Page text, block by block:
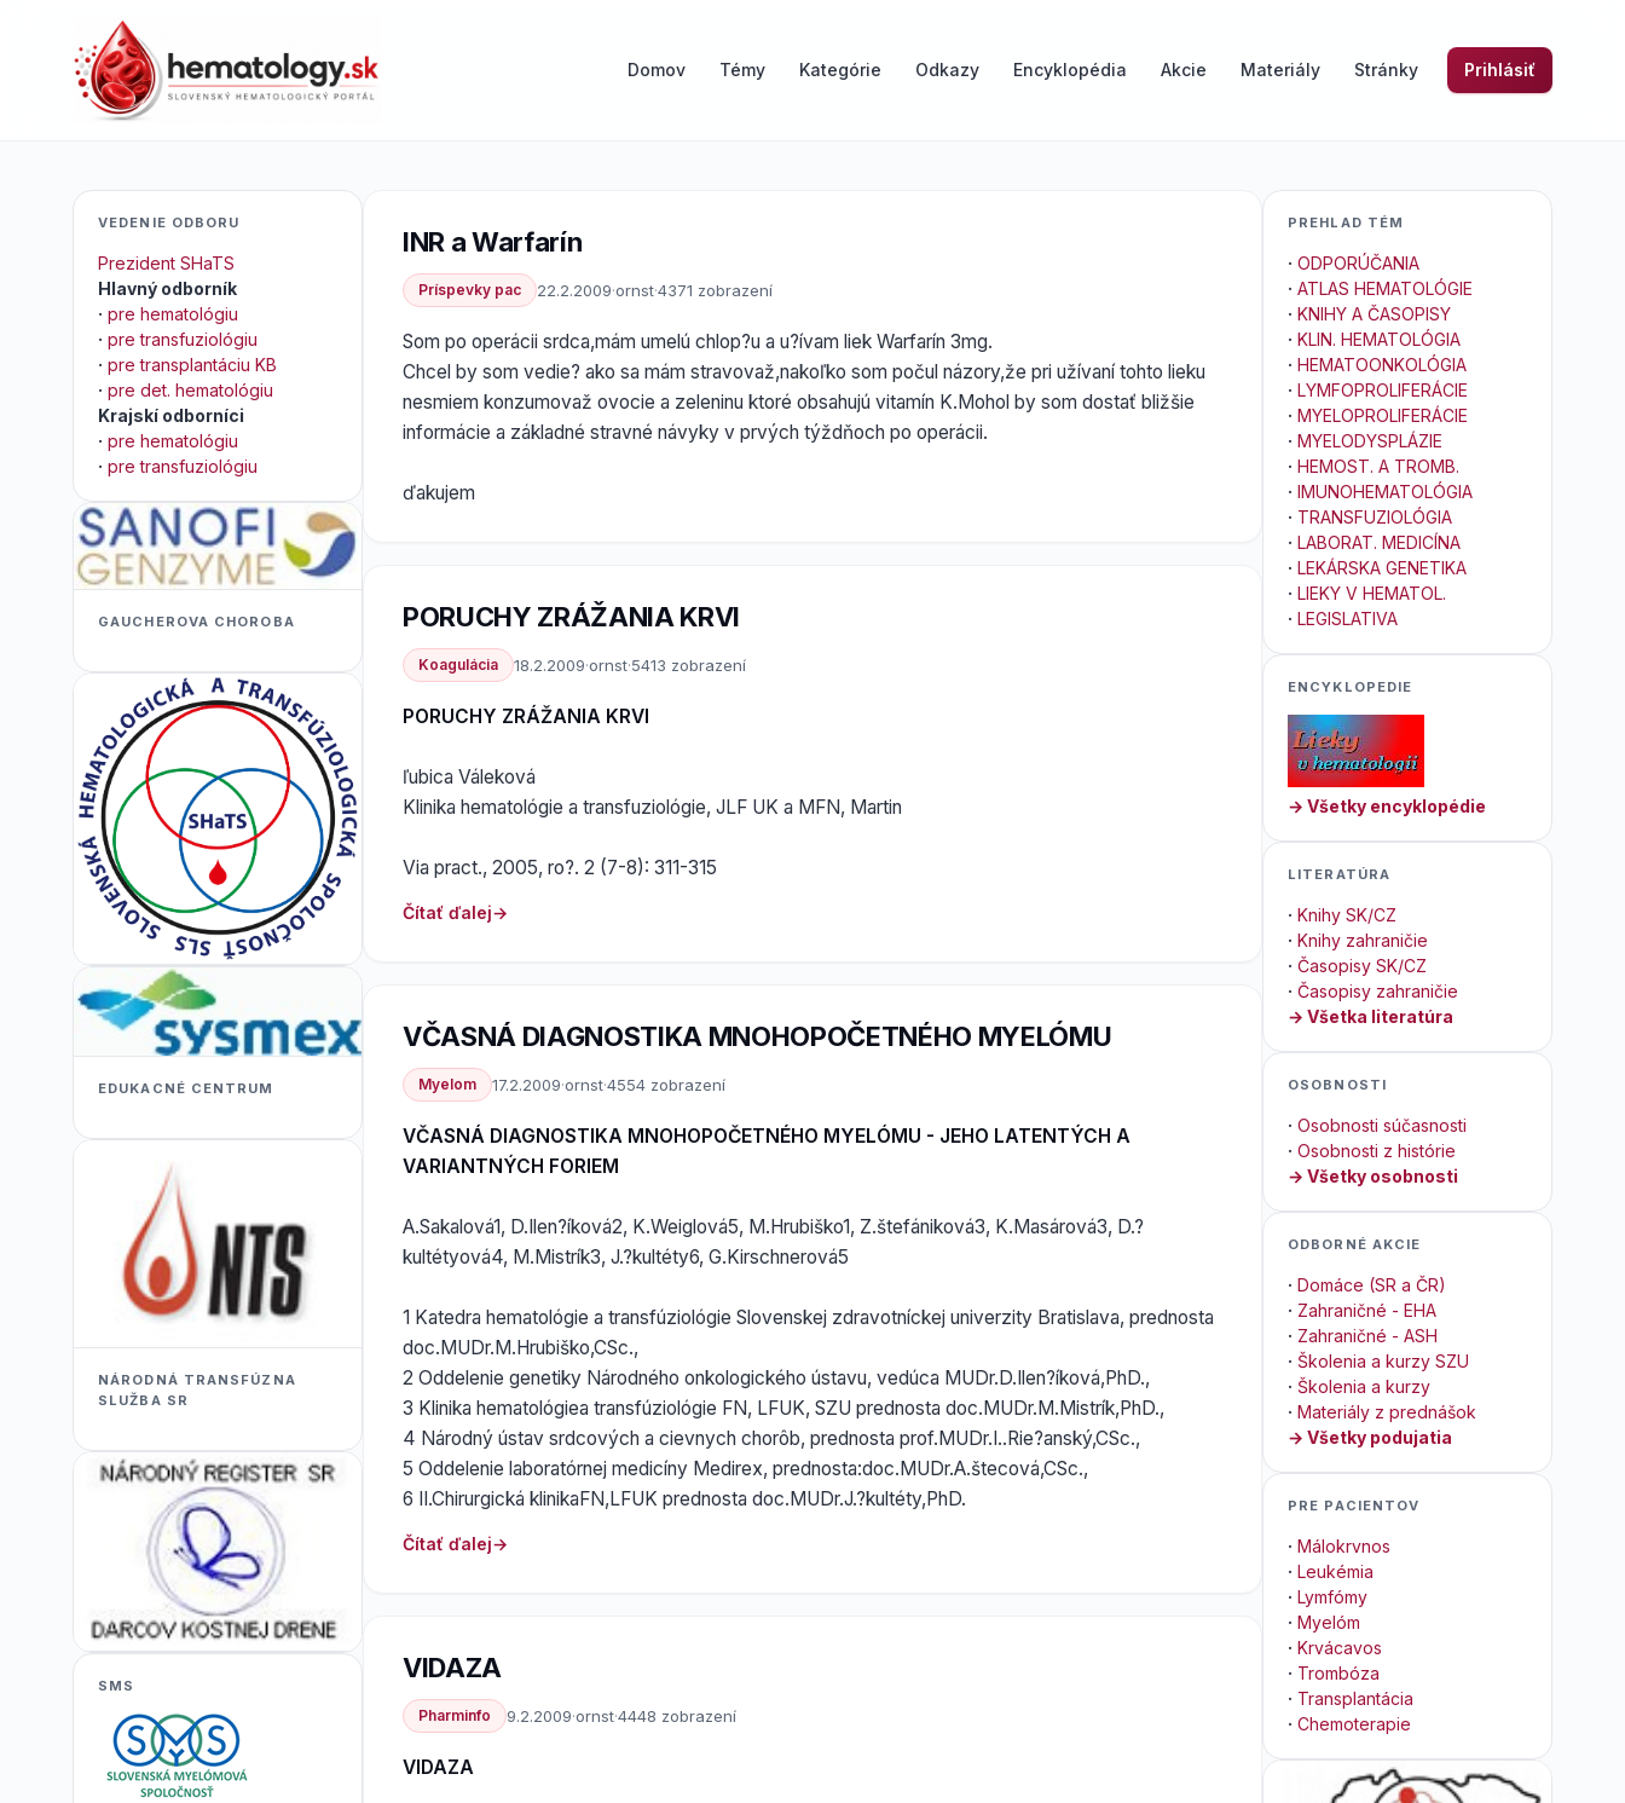
Domov Témy Kategórie Odkazy Encyklopédia Akcie Materiály Stránky Prihlásiť
INR a Warfarín
Príspevky pac 22.2.2009·ornst·4371 zobrazení
Som po operácii srdca,mám umelú chlop?u a u?ívam liek Warfarín 3mg.
Chcel by som vedie? ako sa mám stravovaž,nakoľko som počul názory,že pri užívaní tohto lieku
nesmiem konzumovaž ovocie a zeleninu ktoré obsahujú vitamín K.Mohol by som dostať bližšie
informácie a základné stravné návyky v prvých týždňoch po operácii.
ďakujem
PORUCHY ZRÁŽANIA KRVI
Koagulácia 18.2.2009·ornst·5413 zobrazení
PORUCHY ZRÁŽANIA KRVI
ľubica Váleková
Klinika hematológie a transfuziológie, JLF UK a MFN, Martin
Via pract., 2005, ro?. 2 (7-8): 311-315
Čítať ďalej
VČASNÁ DIAGNOSTIKA MNOHOPOČETNÉHO MYELÓMU
Myelom 17.2.2009·ornst·4554 zobrazení
VČASNÁ DIAGNOSTIKA MNOHOPOČETNÉHO MYELÓMU - JEHO LATENTÝCH A
VARIANTNÝCH FORIEM
A.Sakalová1, D.Ilen?íková2, K.Weiglová5, M.Hrubiško1, Z.štefániková3, K.Masárová3, D.?
kultétyová4, M.Mistrík3, J.?kultéty6, G.Kirschnerová5
1 Katedra hematológie a transfúziológie Slovenskej zdravotníckej univerzity Bratislava, prednosta
doc.MUDr.M.Hrubiško,CSc.,
2 Oddelenie genetiky Národného onkologického ústavu, vedúca MUDr.D.Ilen?íková,PhD.,
3 Klinika hematológiea transfúziológie FN, LFUK, SZU prednosta doc.MUDr.M.Mistrík,PhD.,
4 Národný ústav srdcových a cievnych chorôb, prednosta prof.MUDr.I..Rie?anský,CSc.,
5 Oddelenie laboratórnej medicíny Medirex, prednosta:doc.MUDr.A.štecová,CSc.,
6 II.Chirurgická klinikaFN,LFUK prednosta doc.MUDr.J.?kultéty,PhD.
Čítať ďalej
VIDAZA
Pharminfo 9.2.2009·ornst·4448 zobrazení
VIDAZA
VEDENIE ODBORU
Prezident SHaTS
Hlavný odborník
· pre hematológiu
· pre transfuziológiu
· pre transplantáciu KB
· pre det. hematológiu
Krajskí odborníci
· pre hematológiu
· pre transfuziológiu
GAUCHEROVA CHOROBA
EDUKACNÉ CENTRUM
NÁRODNÁ TRANSFÚZNA
SLUŽBA SR
SMS
PREHLAD TÉM
· ODPORÚČANIA
· ATLAS HEMATOLÓGIE
· KNIHY A ČASOPISY
· KLIN. HEMATOLÓGIA
· HEMATOONKOLÓGIA
· LYMFOPROLIFERÁCIE
· MYELOPROLIFERÁCIE
· MYELODYSPLÁZIE
· HEMOST. A TROMB.
· IMUNOHEMATOLÓGIA
· TRANSFUZIOLÓGIA
· LABORAT. MEDICÍNA
· LEKÁRSKA GENETIKA
· LIEKY V HEMATOL.
· LEGISLATIVA
ENCYKLOPEDIE
→ Všetky encyklopédie
LITERATÚRA
· Knihy SK/CZ
· Knihy zahraničie
· Časopisy SK/CZ
· Časopisy zahraničie
→ Všetka literatúra
OSOBNOSTI
· Osobnosti súčasnosti
· Osobnosti z histórie
→ Všetky osobnosti
ODBORNÉ AKCIE
· Domáce (SR a ČR)
· Zahraničné - EHA
· Zahraničné - ASH
· Školenia a kurzy SZU
· Školenia a kurzy
· Materiály z prednášok
→ Všetky podujatia
PRE PACIENTOV
· Málokrvnos
· Leukémia
· Lymfómy
· Myelóm
· Krvácavos
· Trombóza
· Transplantácia
· Chemoterapie